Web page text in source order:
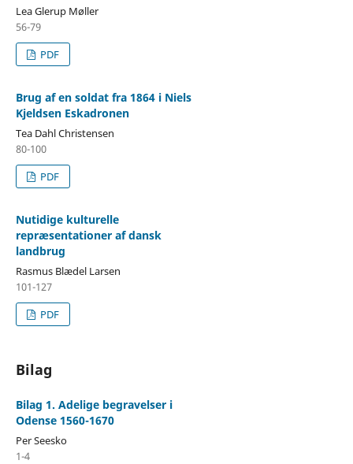
Lea Glerup Møller
56-79
PDF
Brug af en soldat fra 1864 i Niels
Kjeldsen Eskadronen
Tea Dahl Christensen
80-100
PDF
Nutidige kulturelle
repræsentationer af dansk
landbrug
Rasmus Blædel Larsen
101-127
PDF
Bilag
Bilag 1. Adelige begravelser i
Odense 1560-1670
Per Seesko
1-4